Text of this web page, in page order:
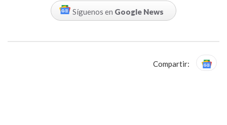
Síguenos en Google News
Compartir: